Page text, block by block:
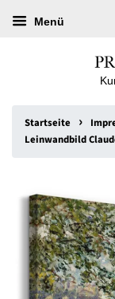
Menü
Startseite ›
Leinwandbild